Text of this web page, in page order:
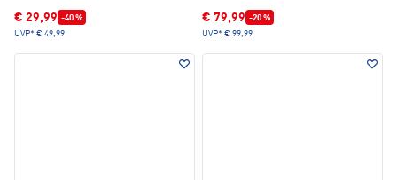
€ 29,99 -40 %
UVP* € 49,99
€ 79,99 -20 %
UVP* € 99,99